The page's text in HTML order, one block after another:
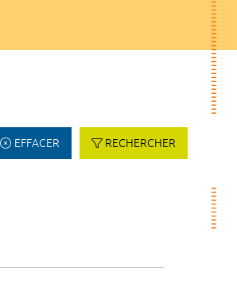
EFFACER RECHERCHER